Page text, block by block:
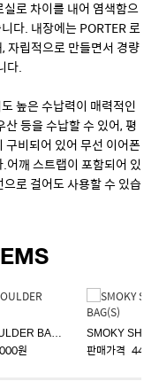
로 차이를 내어 염색함으
다. 내장에는 PORTER 로
자립적으로 만들면서 경량
다.
높은 수납력이 매력적인
등을 수납할 수 있어, 평
비되어 있어 무선 이어폰
어깨 스트랩이 포함되어 있
로 걸어도 사용할 수 있습
SMOKY SHOULDER BAG(S)
원 판매가격